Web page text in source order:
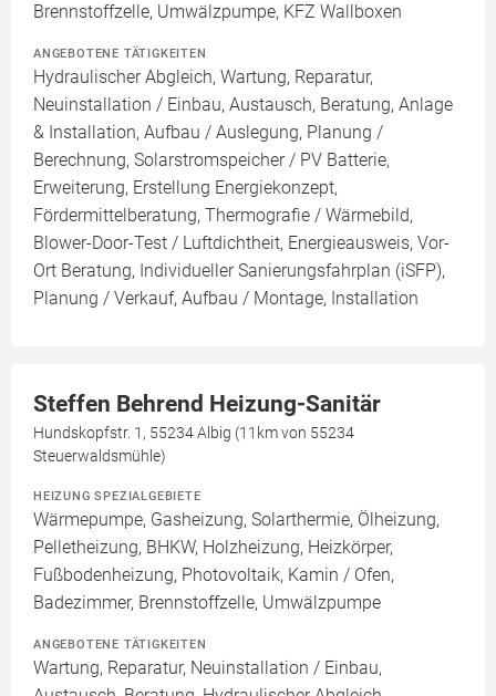
Brennstoffzelle, Umwälzpumpe, KFZ Wallboxen
ANGEBOTENE TÄTIGKEITEN
Hydraulischer Abgleich, Wartung, Reparatur,
Neuinstallation / Einbau, Austausch, Beratung, Anlage
& Installation, Aufbau / Auslegung, Planung /
Berechnung, Solarstromspeicher / PV Batterie,
Erweiterung, Erstellung Energiekonzept,
Fördermittelberatung, Thermografie / Wärmebild,
Blower-Door-Test / Luftdichtheit, Energieausweis, Vor-
Ort Beratung, Individueller Sanierungsfahrplan (iSFP),
Planung / Verkauf, Aufbau / Montage, Installation
Steffen Behrend Heizung-Sanitär
Hundskopfstr. 1, 55234 Albig (11km von 55234
Steuerwaldsmühle)
HEIZUNG SPEZIALGEBIETE
Wärmepumpe, Gasheizung, Solarthermie, Ölheizung,
Pelletheizung, BHKW, Holzheizung, Heizkörper,
Fußbodenheizung, Photovoltaik, Kamin / Ofen,
Badezimmer, Brennstoffzelle, Umwälzpumpe
ANGEBOTENE TÄTIGKEITEN
Wartung, Reparatur, Neuinstallation / Einbau,